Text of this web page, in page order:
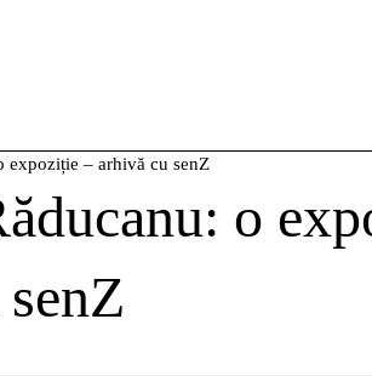
expoziție – arhivă cu senZ
o